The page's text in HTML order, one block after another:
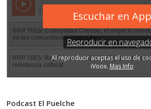
Podcast El Puelche